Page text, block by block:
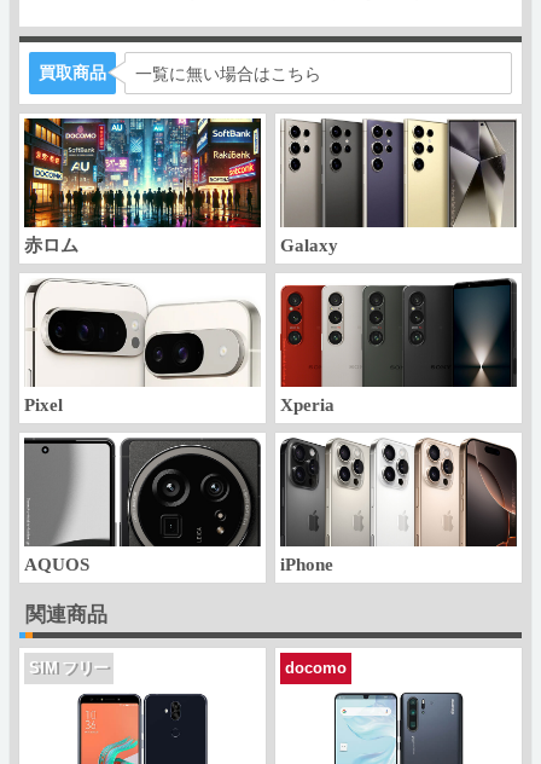
買取商品 一覧に無い場合はこちら
赤ロム Galaxy
Pixel Xperia
AQUOS iPhone
関連商品
SIM フリー docomo